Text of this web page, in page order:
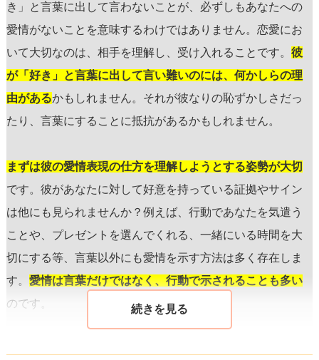
き」と言葉に出して言わないことが、必ずしもあなたへの
愛情がないことを意味するわけではありません。恋愛にお
いて大切なのは、相手を理解し、受け入れることです。 彼
が「好き」と言葉に出して言い難いのには、何かしらの理
由があるかもしれません。それが彼なりの恥ずかしさだっ
たり、言葉にすることに抵抗があるかもしれません。
まずは彼の愛情表現の仕方を理解しようとする姿勢が大切
です。彼があなたに対して好意を持っている証拠やサイン
は他にも見られませんか？例えば、行動であなたを気遣う
ことや、プレゼントを選んでくれる、一緒にいる時間を大
切にする等、言葉以外にも愛情を示す方法は多く存在しま
す。 愛情は言葉だけではなく、行動で示されることも多い
のです。